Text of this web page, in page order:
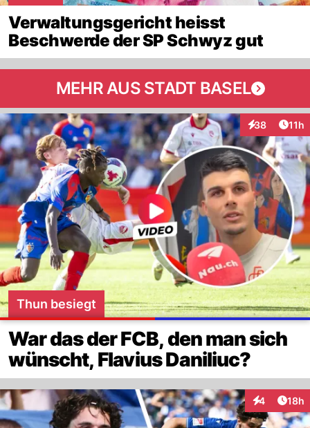
Verwaltungsgericht heisst
Beschwerde der SP Schwyz gut
MEHR AUS STADT BASEL
38
Interaktionen
11h
Thun besiegt
War das der FCB, den man sich
wünscht, Flavius Daniliuc?
4
Interaktionen
18h